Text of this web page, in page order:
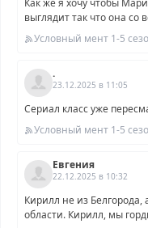
Как же я хочу чтобы
выглядит так что она со
Условный мент 1-5
.
23.12.2025 в 11:05
Сериал класс уже
Условный мент 1-5
Евгения
22.12.2025 в 10:32
Кирилл не из Белгорода,
области. Кирилл, мы